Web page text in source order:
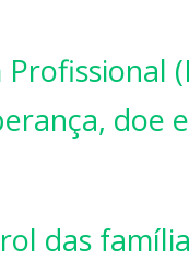
doe
das